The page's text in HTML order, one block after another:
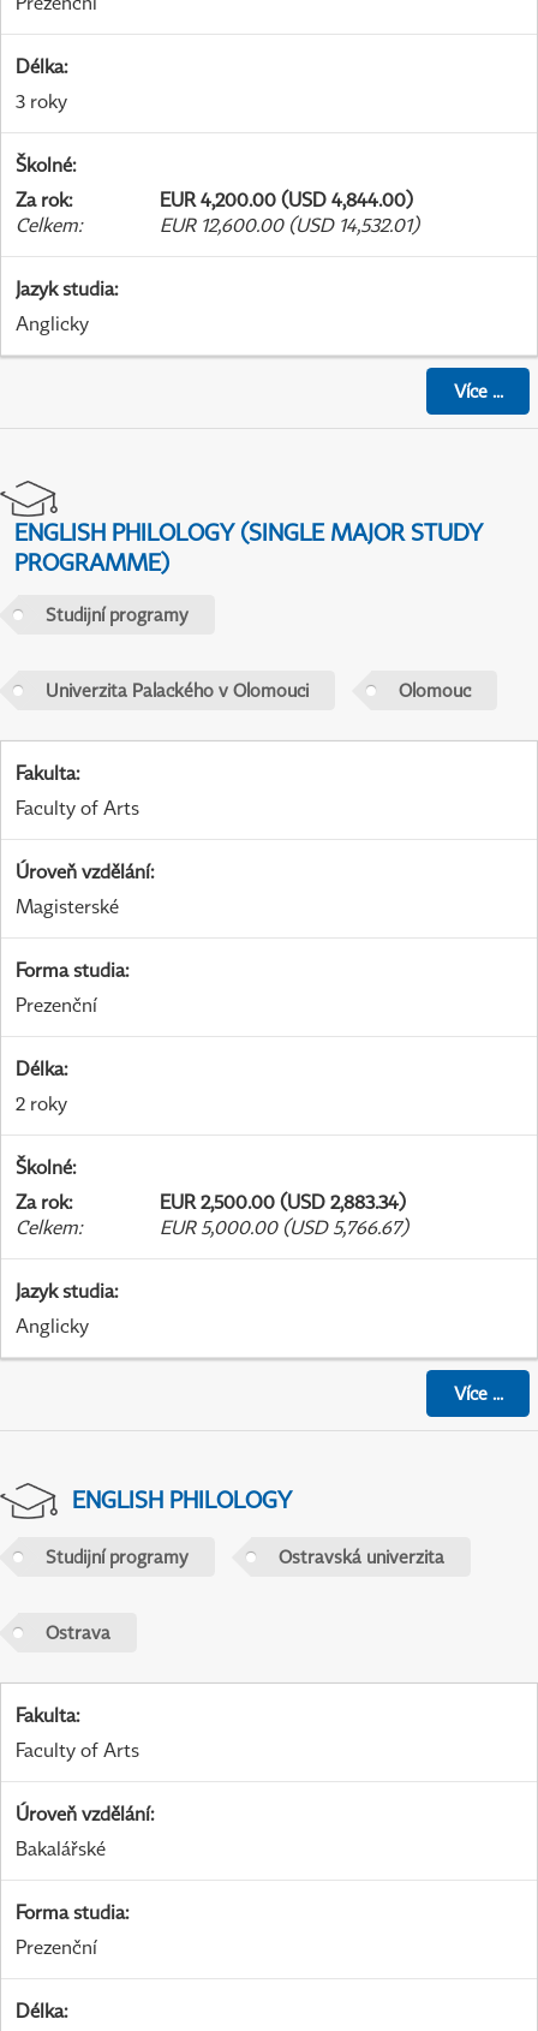
Délka:
3 roky
Školné:
Za rok:
EUR 4,200.00 (USD 4,844.00)
Celkem: EUR 12,600.00 (USD 14,532.01)
Jazyk studia:
Anglicky
Více...
ENGLISH PHILOLOGY (SINGLE MAJOR STUDY
PROGRAMME)
Studijní programy
Univerzita Palackého v Olomouci Olomouc
Fakulta:
Faculty of Arts
Úroveň vzdělání:
Magisterské
Forma studia:
Prezenční
Délka:
2 roky
Školné:
Za rok:
EUR 2,500.00 (USD 2,883.34)
Celkem: EUR 5,000.00 (USD 5,766.67)
Jazyk studia:
Anglicky
Více...
ENGLISH PHILOLOGY
Studijní programy Ostravská univerzita
Ostrava
Fakulta:
Faculty of Arts
Úroveň vzdělání:
Bakalářské
Forma studia:
Prezenční
Délka: